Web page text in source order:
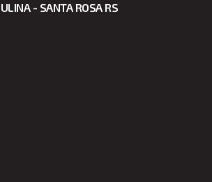
- SANTA ROSA RS